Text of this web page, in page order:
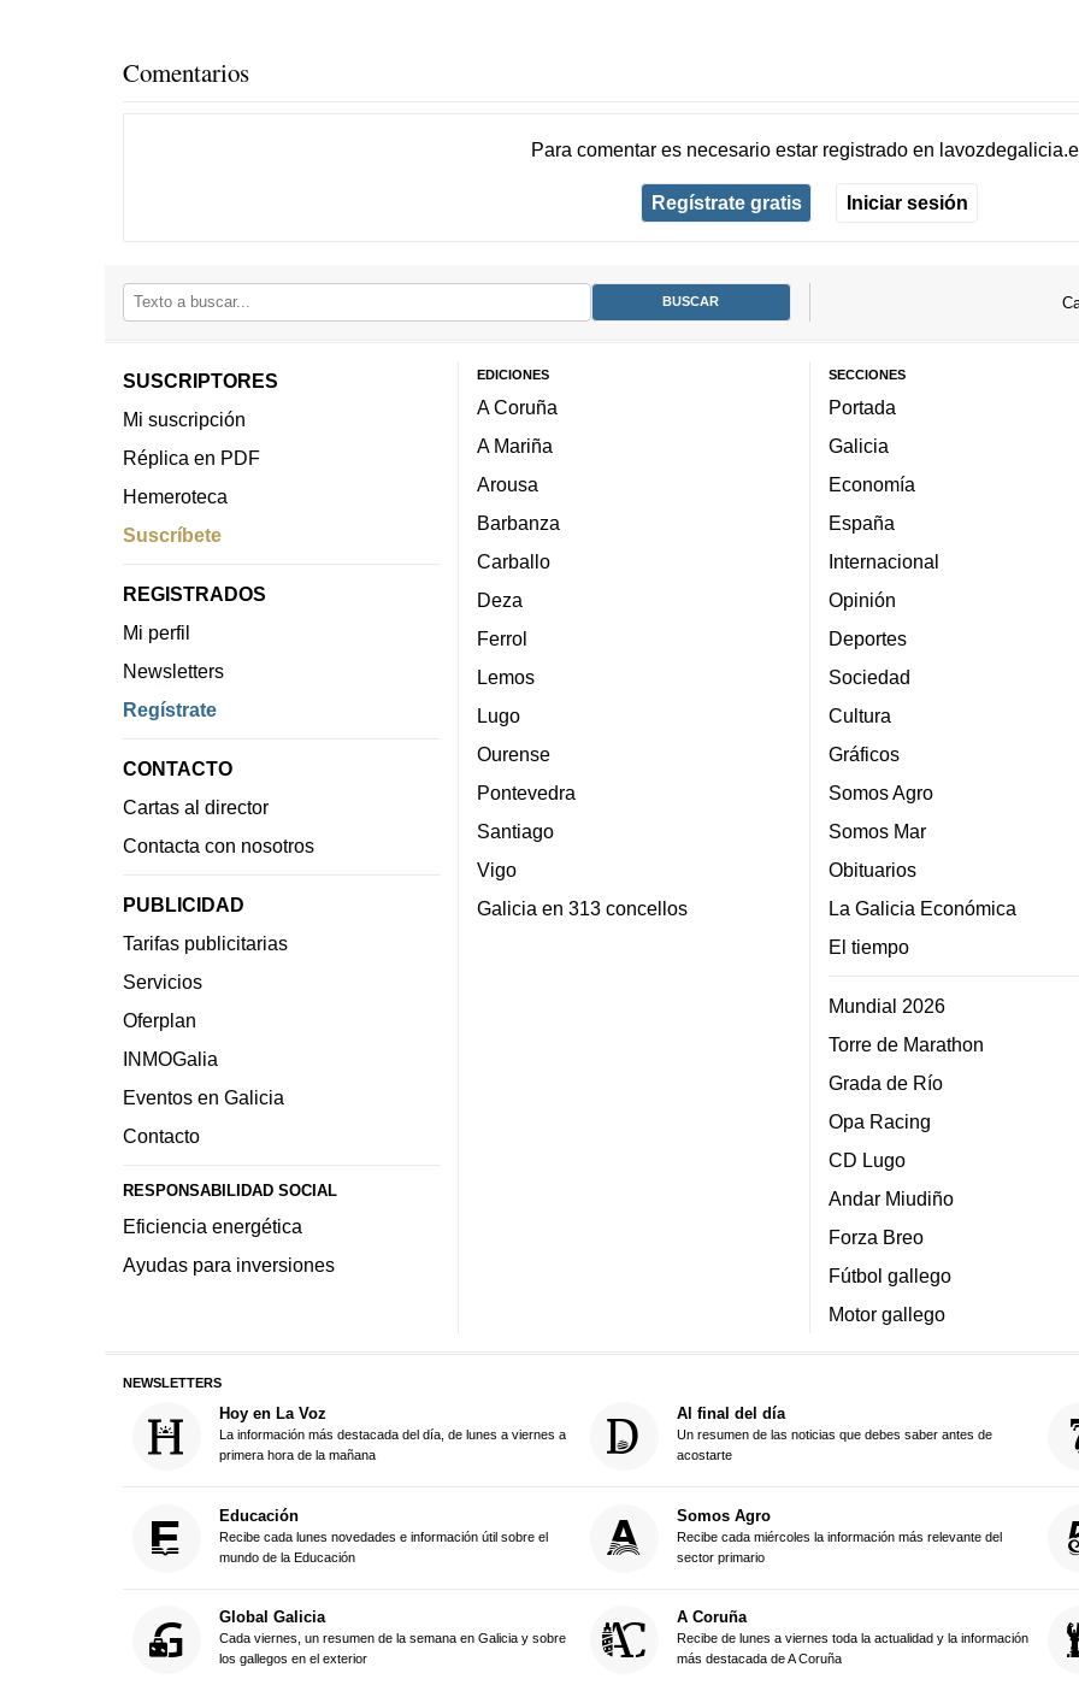
Comentarios
Para comentar es necesario estar registradoen
Regístrate gratis Iniciar sesión
SUSCRIPTORES
Mi suscripción
Réplica en PDF
Hemeroteca
Suscríbete
REGISTRADOS
Mi perfil
Newsletters
Regístrate
CONTACTO
Cartas al director
Contacta con nosotros
PUBLICIDAD
Tarifas publicitarias
Servicios
Oferplan
INMOGalia
Eventos en Galicia
Contacto
RESPONSABILIDAD SOCIAL
Eficiencia energética
Ayudas para inversiones
EDICIONES
A Coruña
A Mariña
Arousa
Barbanza
Carballo
Deza
Ferrol
Lemos
Lugo
Ourense
Pontevedra
Santiago
Vigo
Galicia en 313 concellos
SECCIONES
Portada
Galicia
Economía
España
Internacional
Opinión
Deportes
Sociedad
Cultura
Gráficos
Somos Agro
Somos Mar
Obituarios
La Galicia Económica
El tiempo
Mundial 2026
Torre de Marathon
Grada de Río
Opa Racing
CD Lugo
Andar Miudiño
Forza Breo
Fútbol gallego
Motor gallego
NEWSLETTERS
Hoy en La Voz
La información más destacada del día, de lunes a viernes a
primera hora de la mañana
Al final del día
Un resumen de las noticias que debes saber antes de
acostarte
Educación
Recibe cada lunes novedades e información útil sobre el
mundo de la Educación
Somos Agro
Recibe cada miércoles la información más relevante del
sector primario
Global Galicia
Cada viernes, un resumen de la semana en Galicia y sobre
los gallegos en el exterior
A Coruña
Recibe de lunes a viernes toda la actualidad y la información
más destacada de A Coruña